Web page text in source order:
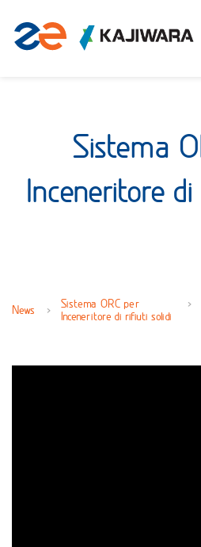
Sistema
Inceneritore
News
Sistema ORC per
Inceneritore di rifiuti solidi